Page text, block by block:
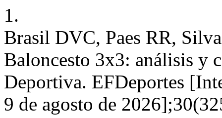
1.
Brasil DVC, Paes RR,
Baloncesto 3x3: análisis y
Deportiva. EFDeportes
9 de agosto de